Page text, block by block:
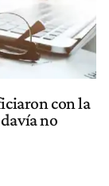
con la
no